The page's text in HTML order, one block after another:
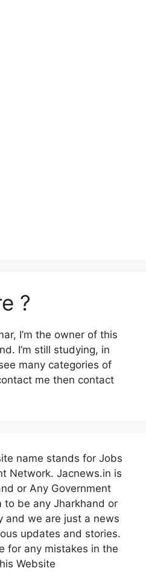
?
I’m the owner of this
I’m still studying, in
many categories of
me then contact
name stands for Jobs
Network. Jacnews.in is
or Any Government
to be any Jharkhand or
and we are just a news
updates and stories.
for any mistakes in the
Website